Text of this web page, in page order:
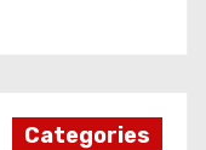
Categories